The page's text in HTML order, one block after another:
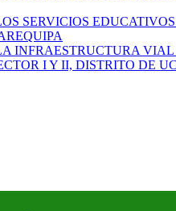
SERVICIOS
INFRAESTRUCTURA
I Y II, DISTRITO DE